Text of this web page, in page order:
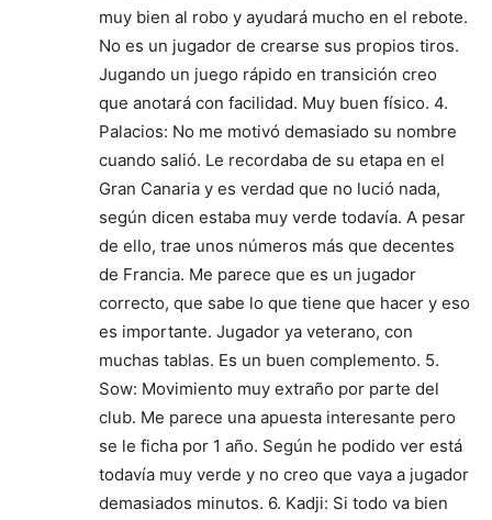
muy bien al robo y ayudará mucho en el rebote.
No es un jugador de crearse sus propios tiros.
Jugando un juego rápido en transición creo
que anotará con facilidad. Muy buen físico. 4.
Palacios: No me motivó demasiado su nombre
cuando salió. Le recordaba de su etapa en el
Gran Canaria y es verdad que no lució nada,
según dicen estaba muy verde todavía. A pesar
de ello, trae unos números más que decentes
de Francia. Me parece que es un jugador
correcto, que sabe lo que tiene que hacer y eso
es importante. Jugador ya veterano, con
muchas tablas. Es un buen complemento. 5.
Sow: Movimiento muy extraño por parte del
club. Me parece una apuesta interesante pero
se le ficha por 1 año. Según he podido ver está
todavía muy verde y no creo que vaya a jugador
demasiados minutos. 6. Kadji: Si todo va bien